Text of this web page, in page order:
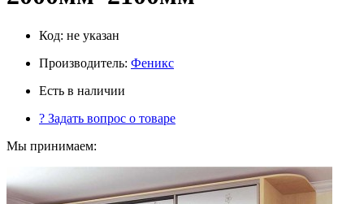
Код: не указан
Производитель: Феникс
Есть в наличии
? Задать вопрос о товаре
Мы принимаем: